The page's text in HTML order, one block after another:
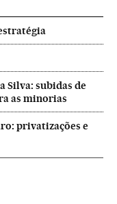
Silva: subidas de
as minorias
privatizações e